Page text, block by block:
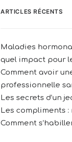
ARTICLES RÉCENTS
Maladies
quel impact pour
Comment avoir
professionnelle
Les secrets d’un
Les compliments
Comment